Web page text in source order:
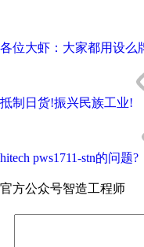
各位大虾：大家都用设么
抵制日货!振兴民族工业!
hitech pws1711-stn的问题?
官方公众号智造工程师